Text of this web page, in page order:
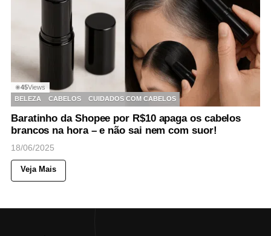
◉45Views
BELEZA
CABELOS CUIDADOS COM CABELOS
Baratinho da Shopee por R$10 apaga os cabelos
brancos na hora – e não sai nem com suor!
18/06/2025
Veja Mais